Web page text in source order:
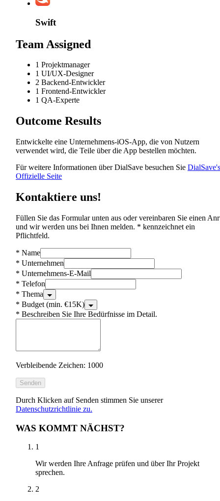
Swift
Team Assigned
1 Projektmanager
1 UI/UX-Designer
2 Backend-Entwickler
1 Frontend-Entwickler
1 QA-Experte
Outcome Results
Entwickelte eine Unternehmens-iOS-App, die von Nutzern
verwendet wird, die Teile über die App bestellen möchten.
Für weitere Informationen über DialSave besuchen Sie DialSave's
Offizielle Seite
Kontaktiere uns!
Füllen Sie das Formular unten aus oder vereinbaren Sie einen
und wir werden uns bei Ihnen melden. * kennzeichnet ein
Pflichtfeld.
* Name
* Unternehmen
* Unternehmens-E-Mail
* Telefon
* Thema
* Budget (min. €15K)
* Beschreiben Sie Ihre Bedürfnisse im Detail.
Verbleibende Zeichen: 1000
Senden
Durch Klicken auf Senden stimmen Sie unserer
Datenschutzrichtlinie zu.
WAS KOMMT NÄCHST?
1
Wir werden Ihre Anfrage prüfen und über Ihr Projekt
sprechen.
2